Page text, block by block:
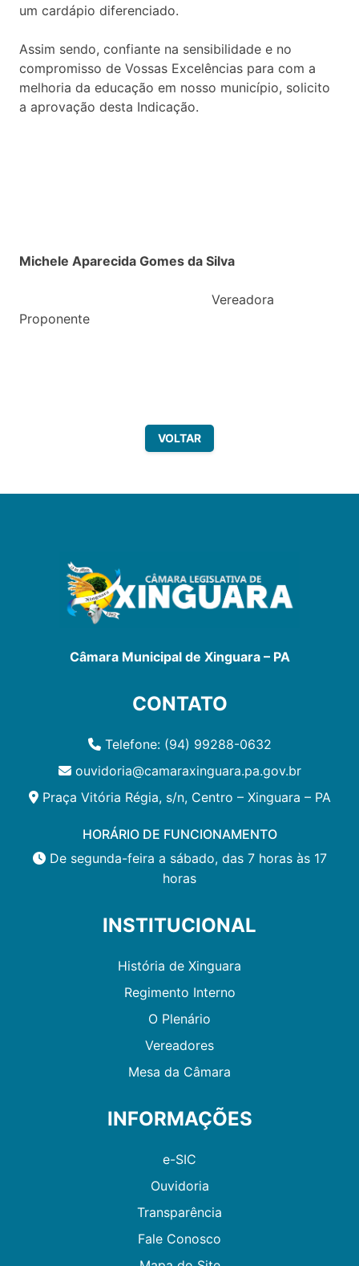
um cardápio diferenciado.
Assim sendo, confiante na sensibilidade e no
compromisso de Vossas Excelências para com a
melhoria da educação em nosso município, solicito
a aprovação desta Indicação.
Michele Aparecida Gomes da Silva
Vereadora
Proponente
VOLTAR
Câmara Municipal de Xinguara – PA
CONTATO
Telefone: (94) 99288-0632
ouvidoria@camaraxinguara.pa.gov.br
Praça Vitória Régia, s/n, Centro – Xinguara – PA
HORÁRIO DE FUNCIONAMENTO
De segunda-feira a sábado, das 7 horas às 17
horas
INSTITUCIONAL
História de Xinguara
Regimento Interno
O Plenário
Vereadores
Mesa da Câmara
INFORMAÇÕES
e-SIC
Ouvidoria
Transparência
Fale Conosco